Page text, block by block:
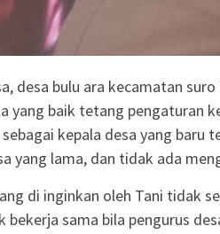
desa bulu ara kecamatan
yang baik tetang pengaturan
sebagai kepala desa yang baru
yang lama, dan tidak ada
di inginkan oleh Tani tidak
bekerja sama bila pengurus